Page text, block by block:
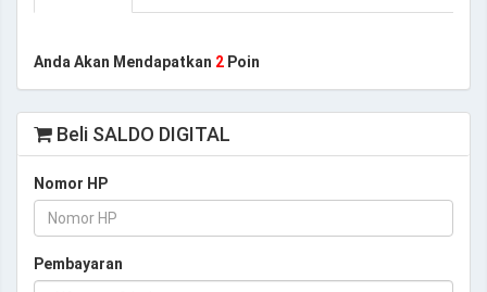
Anda Akan Mendapatkan 2 Poin
Beli SALDO DIGITAL
Nomor HP
Pembayaran